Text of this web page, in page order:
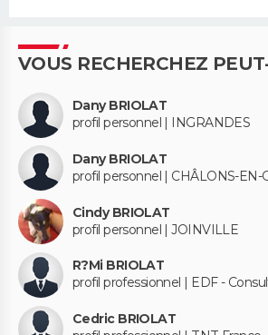
VOUS RECHERCHEZ
Dany BRIOLAT
profil personnel | INGRANDES
Dany BRIOLAT
profil personnel | CHÂLONS-EN-
Cindy BRIOLAT
profil personnel | JOINVILLE
R?Mi BRIOLAT
profil professionnel | EDF -
Cedric BRIOLAT